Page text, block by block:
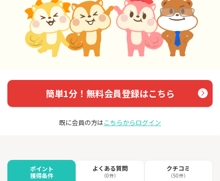
簡単1分！無料会員登録はこちら
既に会員の方はこちらからログイン
ポイント
獲得条件
よくある質問
（0件）
クチコミ
（50件）